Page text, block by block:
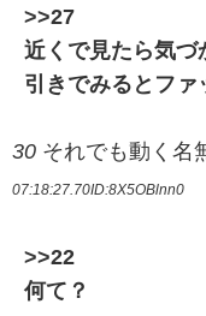
>>27
近くで見たら気づ
引きでみるとフ
30 それでも動く名
07:18:27.70ID:8X5OBlnn0
>>22
何て？